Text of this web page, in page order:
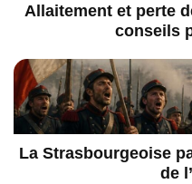
Allaitement et perte
conseils
La Strasbourgeoise
de